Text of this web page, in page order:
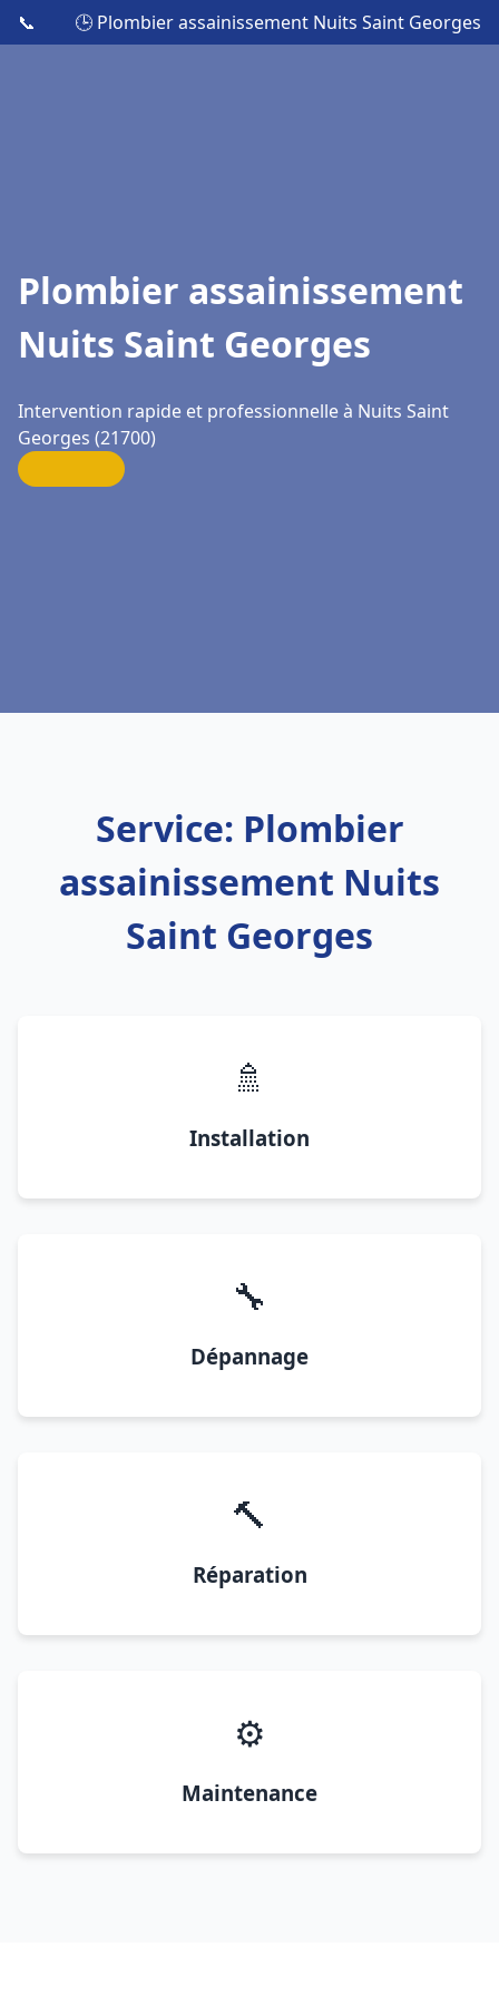
📞 🕒 Plombier assainissement Nuits Saint Georges
Plombier assainissement
Nuits Saint Georges
Intervention rapide et professionnelle à Nuits Saint
Georges (21700)
Service: Plombier
assainissement Nuits
Saint Georges
🚿
Installation
🔧
Dépannage
🔨
Réparation
⚙️
Maintenance